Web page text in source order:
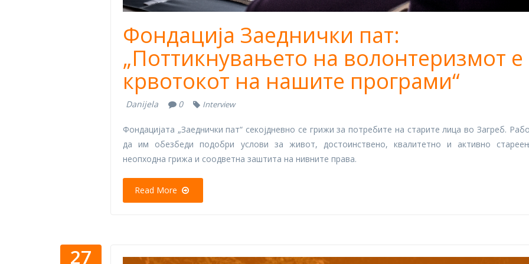
Фондација Заеднички пат:
„Поттикнувањето на волонтеризмот е
крвотокот на нашите програми“
Danijela 0 Interview
Фондацијата „Заеднички пат“ секојдневно се грижи за потребите на старите лица во Загреб.
да им обезбеди подобри услови за живот, достоинствено, квалитетно и активно
неопходна грижа и соодветна заштита на нивните права.
Read More
27